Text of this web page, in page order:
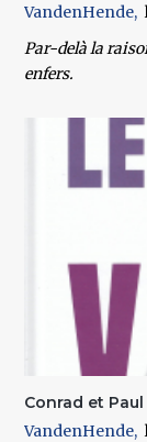
VandenHende
Par-delà la
enfers.
Conrad et
VandenHende